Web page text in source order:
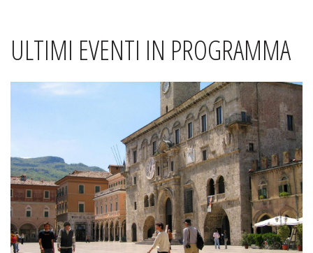
ULTIMI EVENTI IN PROGRAMMA